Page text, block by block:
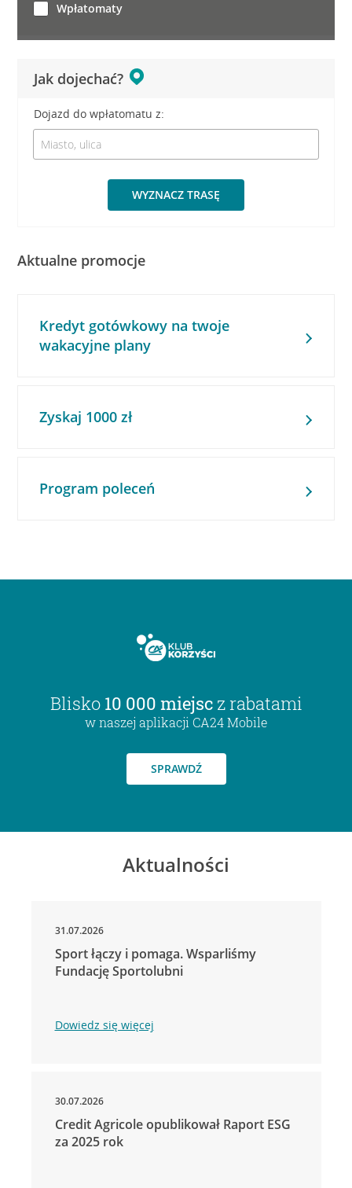
Jak dojechać?
Dojazd do wpłatomatu z:
WYZNACZ TRASĘ
Wpłatomaty
Aktualne promocje
Kredyt gotówkowy na twoje
wakacyjne plany
Zyskaj 1000 zł
Program poleceń
Blisko 10 000 miejsc z rabatami
w naszej aplikacji CA24 Mobile
SPRAWDŹ
Aktualności
31.07.2026
Sport łączy i pomaga. Wsparliśmy
Fundację Sportolubni
Dowiedz się więcej
30.07.2026
Credit Agricole opublikował Raport ESG
za 2025 rok